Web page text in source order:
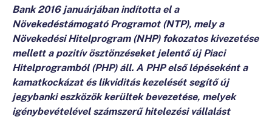
Bank 2016 januárjában indította el a
Növekedéstámogató Programot (NTP), mely a
Növekedési Hitelprogram (NHP) fokozatos kivezetése
mellett a pozitív ösztönzéseket jelentő új Piaci
Hitelprogramból (PHP) áll. A PHP első lépéseként a
kamatkockázat és likviditás kezelését segítő új
jegybanki eszközök kerültek bevezetése, melyek
igénybevételével számszerű hitelezési vállalást